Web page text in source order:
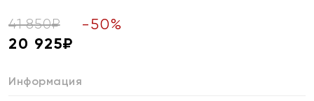
41 850₽ -50%
20 925₽
Информация